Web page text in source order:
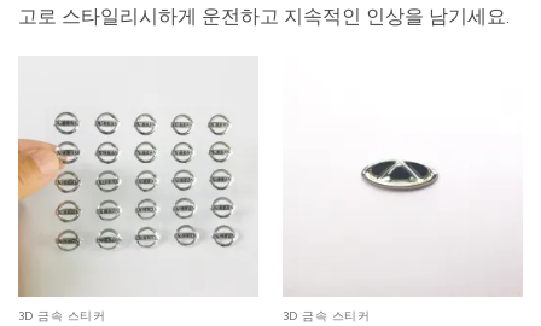
고로 스타일리시하게 운전하고 지속적인 인상을 남기세요.
3D 금속 스티커 3D 금속 스티커